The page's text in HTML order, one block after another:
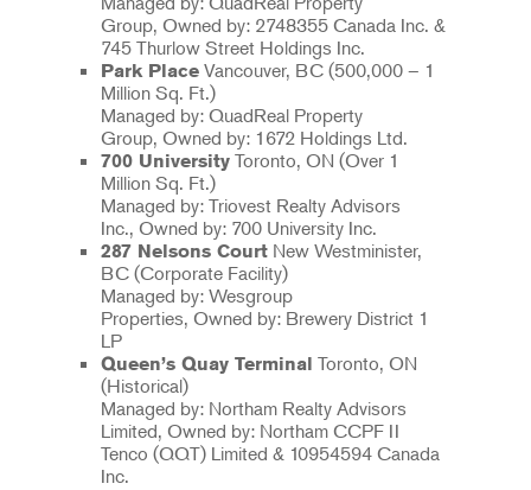
Group, Owned by: 2748355 Canada Inc. &
745 Thurlow Street Holdings Inc.
Park Place Vancouver, BC (500,000 – 1
Million Sq. Ft.)
Managed by: QuadReal Property
Group, Owned by: 1672 Holdings Ltd.
700 University Toronto, ON (Over 1
Million Sq. Ft.)
Managed by: Triovest Realty Advisors
Inc., Owned by: 700 University Inc.
287 Nelsons Court New Westminister,
BC (Corporate Facility)
Managed by: Wesgroup
Properties, Owned by: Brewery District 1
LP
Queen’s Quay Terminal Toronto, ON
(Historical)
Managed by: Northam Realty Advisors
Limited, Owned by: Northam CCPF II
Tenco (QQT) Limited & 10954594 Canada
Inc.